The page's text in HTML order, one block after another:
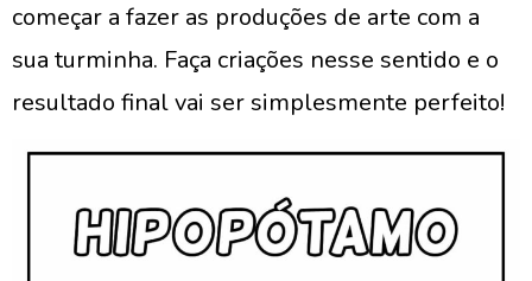
começar a fazer as produções de arte com a
sua turminha. Faça criações nesse sentido e o
resultado final vai ser simplesmente perfeito!